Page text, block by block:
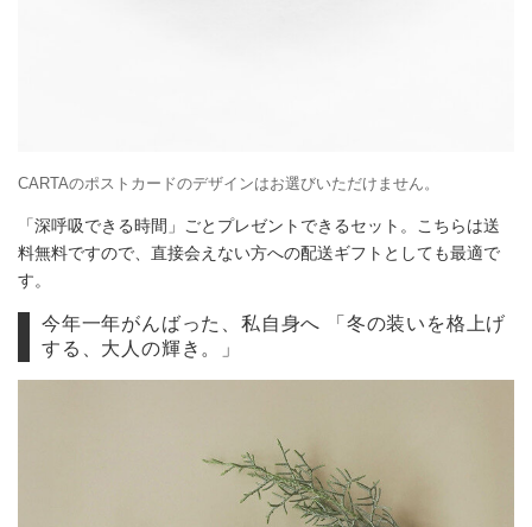
CARTAのポストカードのデザインはお選びいただけません。
「深呼吸できる時間」ごとプレゼントできるセット。こちらは送
料無料ですので、直接会えない方への配送ギフトとしても最適で
す。
今年一年がんばった、私自身へ 「冬の装いを格上げ
する、大人の輝き。」